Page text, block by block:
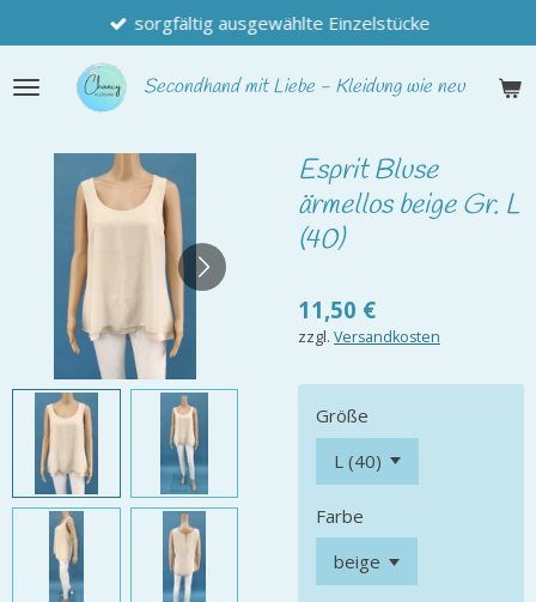
Hauptinhalt
springen
Secondhandmit Liebe - Kleidung wie neu
sorgfältig ausgewählte Einzelstücke
Esprit Bluse
ärmellos beige Gr. L
(40)
11,50 €
zzgl. Versandkosten
Größe
Farbe